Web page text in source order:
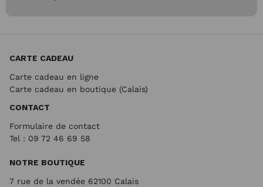
CARTE CADEAU
Carte cadeau en ligne
Carte cadeau en boutique (Calais)
CONTACT
Formulaire de contact
Tel : 09 72 46 69 58
NOTRE BOUTIQUE
7 rue de la vendée 62100 Calais